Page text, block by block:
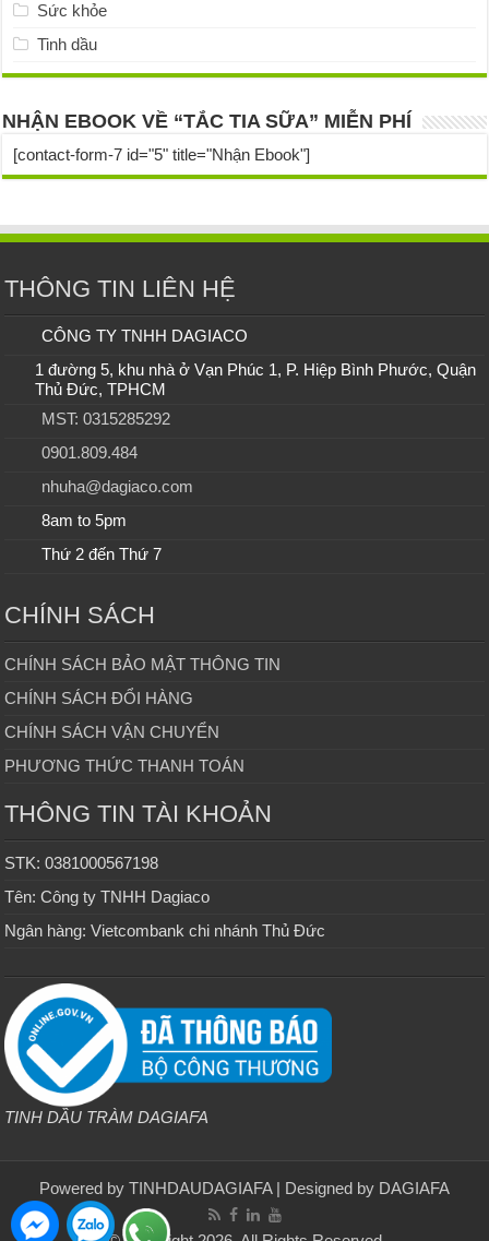
Sức khỏe
Tinh dầu
NHẬN EBOOK VỀ “TẮC TIA SỮA” MIỄN PHÍ
[contact-form-7 id="5" title="Nhận Ebook"]
THÔNG TIN LIÊN HỆ
CÔNG TY TNHH DAGIACO
1 đường 5, khu nhà ở Vạn Phúc 1, P. Hiệp Bình Phước, Quận
Thủ Đức, TPHCM
MST: 0315285292
0901.809.484
nhuha@dagiaco.com
8am to 5pm
Thứ 2 đến Thứ 7
CHÍNH SÁCH
CHÍNH SÁCH BẢO MẬT THÔNG TIN
CHÍNH SÁCH ĐỔI HÀNG
CHÍNH SÁCH VẬN CHUYỂN
PHƯƠNG THỨC THANH TOÁN
THÔNG TIN TÀI KHOẢN
STK: 0381000567198
Tên: Công ty TNHH Dagiaco
Ngân hàng: Vietcombank chi nhánh Thủ Đức
TINH DẦU TRÀM DAGIAFA
Powered by TINHDAUDAGIAFA| Designed by DAGIAFA